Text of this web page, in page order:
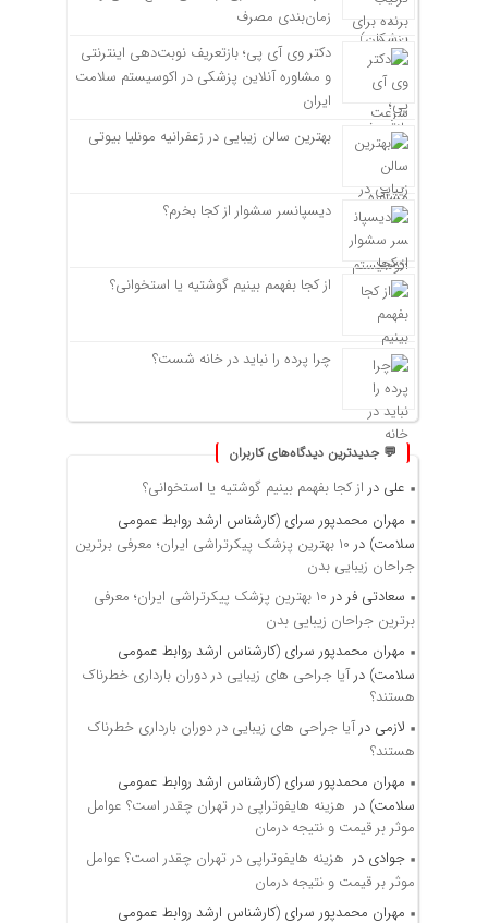
زمان‌بندی مصرف
دکتر وی آی پی؛ بازتعریف نوبت‌دهی اینترنتی
و مشاوره آنلاین پزشکی در اکوسیستم سلامت
ایران
بهترین سالن زیبایی در زعفرانیه مونلیا بیوتی
دیسپانسر سشوار از کجا بخرم؟
از کجا بفهمم بینیم گوشتیه یا استخوانی؟
چرا پرده را نباید در خانه شست؟
💬 جدیدترین دیدگاه‌های کاربران
علی در از کجا بفهمم بینیم گوشتیه یا استخوانی؟
مهران محمدپور سرای (کارشناس ارشد روابط عمومی
سلامت) در
۱۰ بهترین پزشک پیکرتراشی ایران؛ معرفی برترین
جراحان زیبایی بدن
سعادتی فر در
۱۰ بهترین پزشک پیکرتراشی ایران؛ معرفی
برترین جراحان زیبایی بدن
مهران محمدپور سرای (کارشناس ارشد روابط عمومی
سلامت) در آیا جراحی های زیبایی در دوران بارداری خطرناک
هستند؟
لازمی در آیا جراحی های زیبایی در دوران بارداری خطرناک
هستند؟
مهران محمدپور سرای (کارشناس ارشد روابط عمومی
سلامت) در هزینه هایفوتراپی در تهران چقدر است؟ عوامل
موثر بر قیمت و نتیجه درمان
جوادی در هزینه هایفوتراپی در تهران چقدر است؟ عوامل
موثر بر قیمت و نتیجه درمان
مهران محمدپور سرای (کارشناس ارشد روابط عمومی